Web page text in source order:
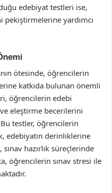
edebiyat testleri ise,
yardımcı
ötesinde, öğrencilerin
katkıda bulunan önemli
öğrencilerin edebi
eleştirme becerilerini
testler, öğrencilerin
edebiyatın derinliklerine
hazırlık süreçlerinde
öğrencilerin sınav stresi ile